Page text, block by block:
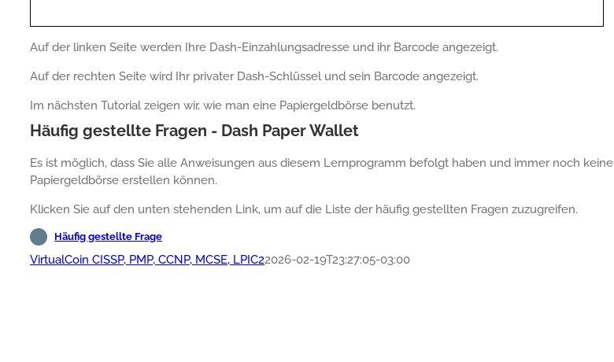
Auf der linken Seite werden Ihre Dash-Einzahlungsadresse und ihr Barcode angezeigt.
Auf der rechten Seite wird Ihr privater Dash-Schlüssel und sein Barcode angezeigt.
Im nächsten Tutorial zeigen wir, wie man eine Papiergeldbörse benutzt.
Häufig gestellte Fragen - Dash Paper Wallet
Es ist möglich, dass Sie alle Anweisungen aus diesem Lernprogramm befolgt haben und immer noch keine
Papiergeldbörse erstellen können.
Klicken Sie auf den unten stehenden Link, um auf die Liste der häufig gestellten Fragen zuzugreifen.
Häufig gestellte Frage
VirtualCoin CISSP, PMP, CCNP, MCSE, LPIC22026-02-19T23:27:05-03:00